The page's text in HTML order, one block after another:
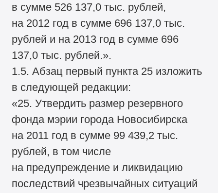
в сумме 526 137,0 тыс. рублей,
на 2012 год в сумме 696 137,0 тыс.
рублей и на 2013 год в сумме 696
137,0 тыс. рублей.».
1.5. Абзац первый пункта 25 изложить
в следующей редакции:
«25. Утвердить размер резервного
фонда мэрии города Новосибирска
на 2011 год в сумме 99 439,2 тыс.
рублей, в том числе
на предупреждение и ликвидацию
последствий чрезвычайных ситуаций